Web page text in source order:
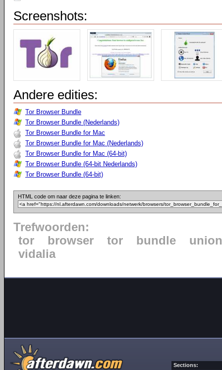
Screenshots:
Andere edities:
Tor Browser Bundle
Tor Browser Bundle (Nederlands)
Tor Browser Bundle for Mac
Tor Browser Bundle for Mac (Nederlands)
Tor Browser Bundle for Mac (64-bit)
Tor Browser Bundle (64-bit Nederlands)
Tor Browser Bundle (64-bit)
HTML code om naar deze pagina te linken:
Trefwoorden:
tor
browser tor bundle
union
vidalia
Sections: